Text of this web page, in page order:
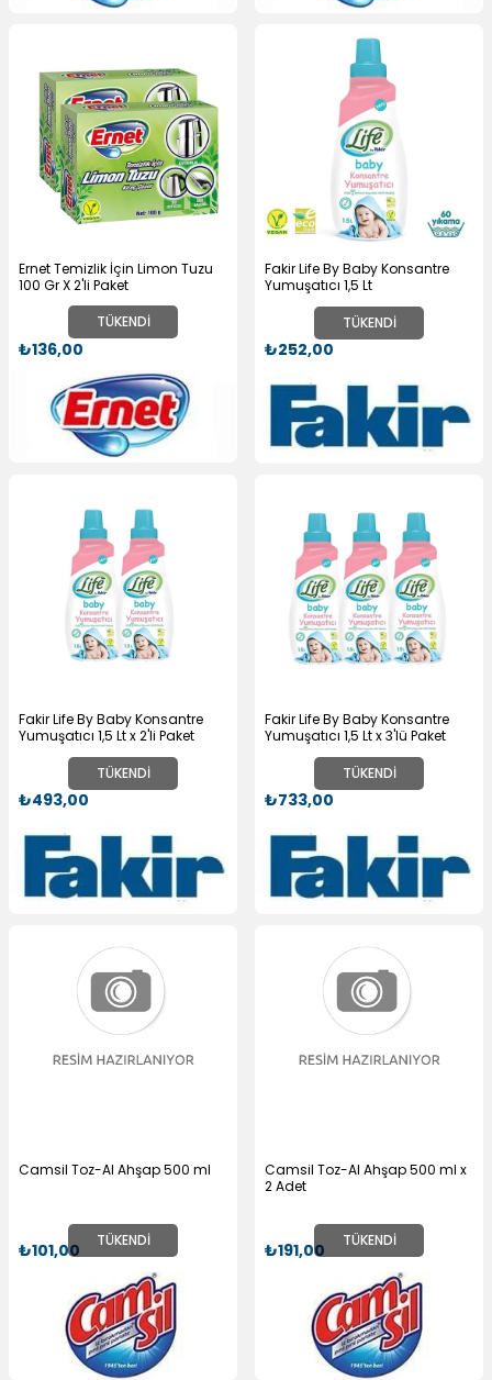
TÜKENDI
Ernet Temizlik İçin Limon Tuzu
100 Gr X 2'li Paket
₺136,00
TÜKENDI
Fakir Life By Baby Konsantre
Yumuşatıcı 1,5 Lt
₺252,00
TÜKENDI
Fakir Life By Baby Konsantre
Yumuşatıcı 1,5 Lt x 2'li Paket
₺493,00
TÜKENDI
Fakir Life By Baby Konsantre
Yumuşatıcı 1,5 Lt x 3'lü Paket
₺733,00
TÜKENDI
Camsil Toz-Al Ahşap 500 ml
₺101,00 TÜKENDI
Camsil Toz-Al Ahşap 500 ml x
2 Adet
₺191,00